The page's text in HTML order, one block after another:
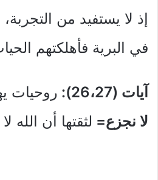
إذ لا يستفيد من
في البرية فأهلكتهم
آيات (26،27):
روحيات
لا نجزع= لثقتها أن